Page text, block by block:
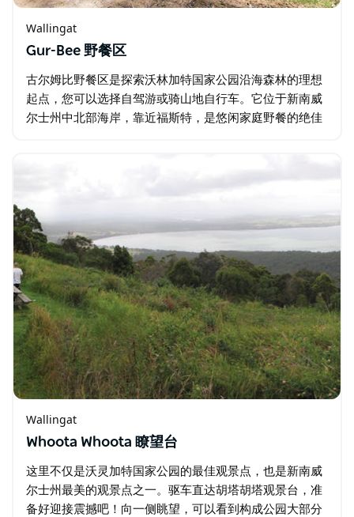
Wallingat
Gur-Bee 野餐区
古尔姆比野餐区是探索沃林加特国家公园沿海森林的理想
起点，您可以选择自驾游或骑山地自行车。它位于新南威
尔士州中北部海岸，靠近福斯特，是悠闲家庭野餐的绝佳
Wallingat
Whoota Whoota 瞭望台
这里不仅是沃灵加特国家公园的最佳观景点，也是新南威
尔士州最美的观景点之一。驱车直达胡塔胡塔观景台，准
备好迎接震撼吧！向一侧眺望，可以看到构成公园大部分